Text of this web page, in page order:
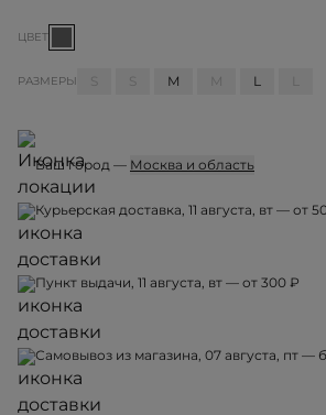
ЦВЕТ
РАЗМЕРЫ M M L
Ваш город — Москва и область
Курьерская доставка, 11 августа, вт — от
Пункт выдачи, 11 августа, вт — от 300 ₽
Самовывоз из магазина, 07 августа, пт —